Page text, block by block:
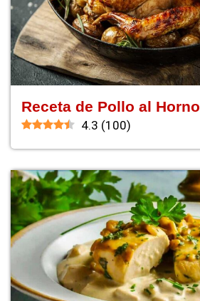
Receta de Pollo al Horno
4.3 (100)